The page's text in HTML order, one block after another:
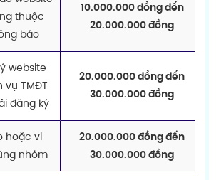
thuộc
báo
10.000.000 đồng đến
20.000.000 đồng
website
TMĐT
đăng ký
20.000.000 đồng đến
30.000.000 đồng
hoặc vi
nhóm
20.000.000 đồng đến
30.000.000 đồng